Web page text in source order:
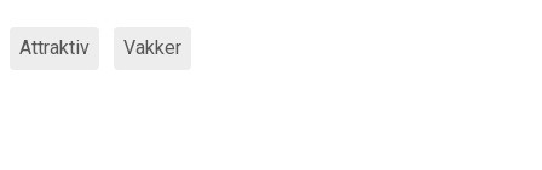
Attraktiv Vakker